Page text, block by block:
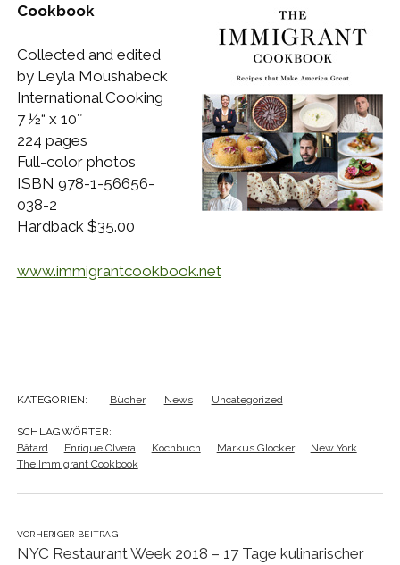
Cookbook
Collected and edited
by Leyla Moushabeck
International Cooking
7 ½“ x 10″
224 pages
Full-color photos
ISBN 978-1-56656-
038-2
Hardback $35.00
www.immigrantcookbook.net
KATEGORIEN: Bücher News Uncategorized
SCHLAGWÖRTER:
Bâtard
Enrique Olvera Kochbuch Markus Glocker
New York
The Immigrant Cookbook
VORHERIGER BEITRAG
NYC Restaurant Week 2018 – 17 Tage kulinarischer